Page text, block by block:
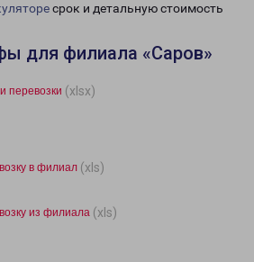
срок и детальную стоимость
для филиала «Саров»
перевозки (xlsx)
в филиал (xls)
из филиала (xls)